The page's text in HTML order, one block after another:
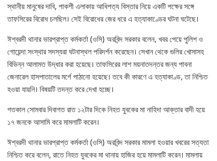
স্থানীয় মানুষের দাবি, পাকশী এলাকায় আধিপত্য বিস্তার নিয়ে একটি পক্ষের সঙ্গে
তাফসিরের বিরোধ চলছিল। সেই বিরোধের জের ধরে এ হত্যাকাণ্ডের ঘটনা ঘটেছে।
ঈশ্বরদী থানার ভারপ্রাপ্ত কর্মকর্তা (ওসি) অরবিন্দ সরকার বলেন, খবর পেয়ে পুলিশ ও
গোয়েন্দা সংস্থার সদস্যরা ঘটনাস্থল পরিদর্শন করেছেন। সেখান থেকে গুলির খোসাসহ
বিভিন্ন আলামত উদ্ধার করা হয়েছে। তাফসিরের লাশ ময়নাতদন্তর জন্য পাবনা
জেনারেল হাসপাতালের মর্গে পাঠানো হয়েছে। তবে কী কারণে এ হত্যাকাণ্ড, তা নিশ্চিত
হওয়া যায়নি। বিষয়টি তদন্ত করে দেখা হচ্ছে।
গতকাল সোমবার দিবাগত রাত ১২টার দিকে নিহত যুবকের মা নাহিদা আক্তার বাদী হয়ে
১৭ জনকে আসামি করে মামলাটি করেন।
ঈশ্বরদী থানার ভারপ্রাপ্ত কর্মকর্তা (ওসি) অরবিন্দ সরকার মামলা হওয়ার খবরের সত্যতা
নিশ্চিত করে বলেন, রাতে নিহত যুবকের মা থানায় হাজির হয়ে মামলাটি করেন। মামলায়